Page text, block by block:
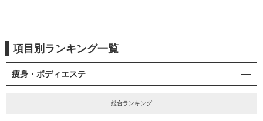
項目別ランキング一覧
痩身・ボディエステ
総合ランキング